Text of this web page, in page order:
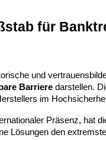
für
und
Barrieredarstellen.
im
Präsenz, hat
Lösungen den